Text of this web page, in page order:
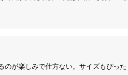
が楽しみで仕方ない。サイズもぴっ